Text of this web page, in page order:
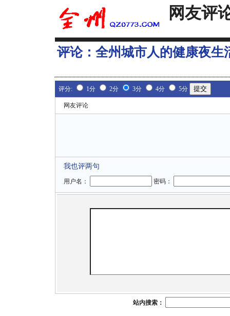
网友评
评论： 全州城市人的健康夜生
评分: 1分 2分 3分 4分 5分
网友评论
我也评两句
用户名： 密码：
站内搜索：